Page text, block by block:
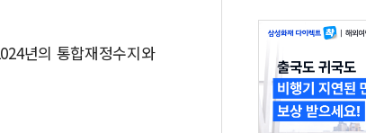
년의 통합재정수지와